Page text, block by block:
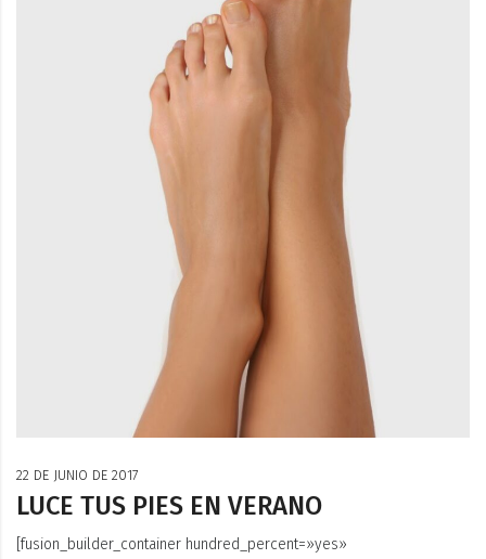
22 DE JUNIO DE 2017
LUCE TUS PIES EN VERANO
[fusion_builder_container hundred_percent=»yes»